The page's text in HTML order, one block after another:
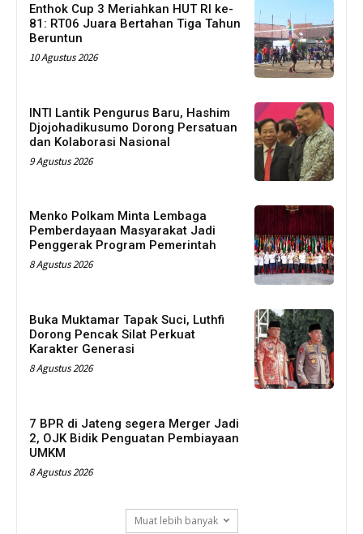
Enthok Cup 3 Meriahkan HUT RI ke-
81: RT06 Juara Bertahan Tiga Tahun
Beruntun
10 Agustus 2026
INTI Lantik Pengurus Baru, Hashim
Djojohadikusumo Dorong Persatuan
dan Kolaborasi Nasional
9 Agustus 2026
Menko Polkam Minta Lembaga
Pemberdayaan Masyarakat Jadi
Penggerak Program Pemerintah
8 Agustus 2026
Buka Muktamar Tapak Suci, Luthfi
Dorong Pencak Silat Perkuat
Karakter Generasi
8 Agustus 2026
7 BPR di Jateng segera Merger Jadi
2, OJK Bidik Penguatan Pembiayaan
UMKM
8 Agustus 2026
Muat lebih banyak